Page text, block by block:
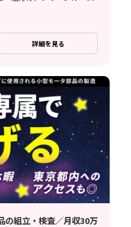
詳細を見る
の組立・検査／月収30万